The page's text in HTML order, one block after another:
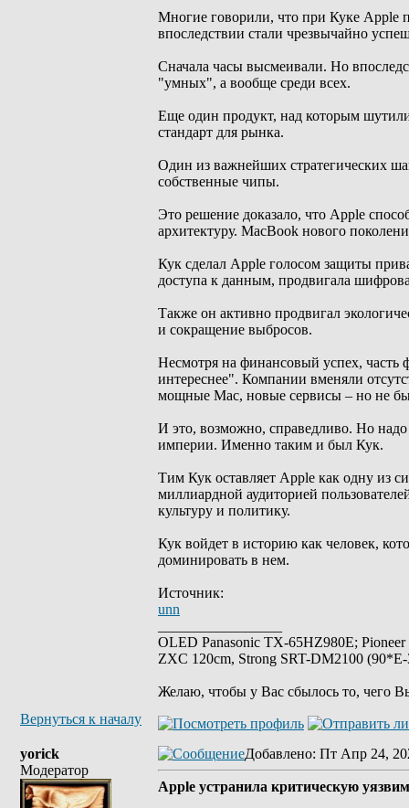
Многие говорили, что при Куке Apple
впоследствии стали чрезвычайно
Сначала часы высмеивали. Но
"умных", а вообще среди всех.
Еще один продукт, над которым
стандарт для рынка.
Один из важнейших стратегических
собственные чипы.
Это решение доказало, что Apple
архитектуру. MacBook нового
Кук сделал Apple голосом защиты
доступа к данным, продвигала
Также он активно продвигал
и сокращение выбросов.
Несмотря на финансовый успех,
интереснее". Компании вменяли
мощные Mac, новые сервисы – но не
И это, возможно, справедливо. Но надо
империи. Именно таким и был Кук.
Тим Кук оставляет Apple как одну из
миллиардной аудиторией
культуру и политику.
Кук войдет в историю как человек,
доминировать в нем.
Источник:
unn
OLED Panasonic TX-65HZ980E;
ZXC 120cm, Strong SRT-DM2100
Желаю, чтобы у Вас сбылось то, чего
Вернуться к началу
yorick
Модератор
Добавлено: Пт Апр 24,
Apple устранила критическую